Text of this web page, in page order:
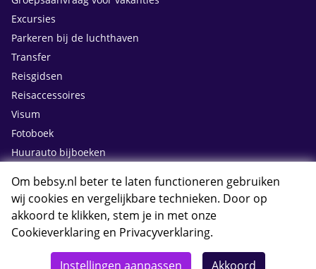
Excursies
Parkeren bij de luchthaven
Transfer
Reisgidsen
Reisaccessoires
Visum
Fotoboek
Huurauto bijboeken
Contact
Om bebsy.nl beter te laten functioneren gebruiken
wij cookies en vergelijkbare technieken. Door op
akkoord te klikken, stem je in met onze
Cookieverklaring en Privacyverklaring.
Instellingen aanpassen Akkoord